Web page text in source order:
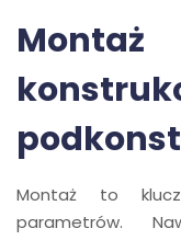
Montaż to
parametrów.